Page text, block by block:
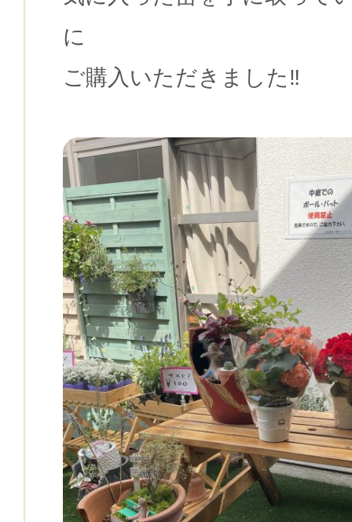
に
ご購入いただきました‼